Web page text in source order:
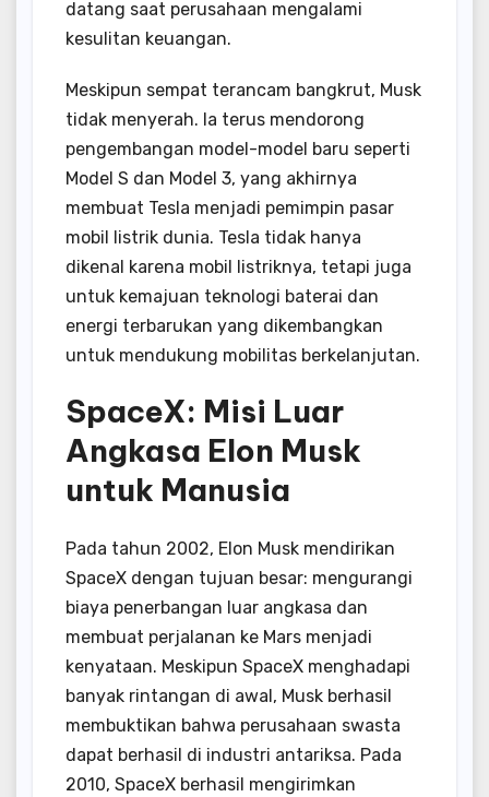
datang saat perusahaan mengalami
kesulitan keuangan.
Meskipun sempat terancam bangkrut, Musk
tidak menyerah. Ia terus mendorong
pengembangan model-model baru seperti
Model S dan Model 3, yang akhirnya
membuat Tesla menjadi pemimpin pasar
mobil listrik dunia. Tesla tidak hanya
dikenal karena mobil listriknya, tetapi juga
untuk kemajuan teknologi baterai dan
energi terbarukan yang dikembangkan
untuk mendukung mobilitas berkelanjutan.
SpaceX: Misi Luar
Angkasa Elon Musk
untuk Manusia
Pada tahun 2002, Elon Musk mendirikan
SpaceX dengan tujuan besar: mengurangi
biaya penerbangan luar angkasa dan
membuat perjalanan ke Mars menjadi
kenyataan. Meskipun SpaceX menghadapi
banyak rintangan di awal, Musk berhasil
membuktikan bahwa perusahaan swasta
dapat berhasil di industri antariksa. Pada
2010, SpaceX berhasil mengirimkan